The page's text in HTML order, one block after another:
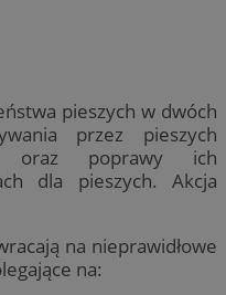
pieszych w dwóch
przez pieszych
oraz poprawy ich
dla pieszych. Akcja
na nieprawidłowe
na: